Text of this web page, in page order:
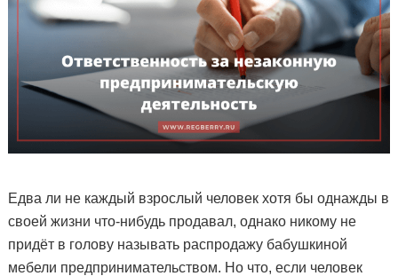
Едва ли не каждый взрослый человек хотя бы однажды в
своей жизни что-нибудь продавал, однако никому не
придёт в голову называть распродажу бабушкиной
мебели предпринимательством. Но что, если человек